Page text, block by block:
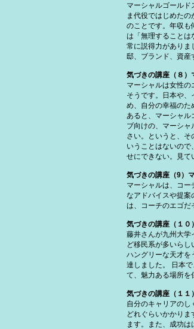
マーシャルゴール
ま代役ではじめた
のことです。年収も
は「無理することは
常に説得力がありま
邸、ブランド、資産
気づきの講座（８）
マーシャルは女性
そうです。日本や
め、自分の幸福のた
あると、マーシャル
ブ向けの、マーシ
さい。というと、そ
いうことはないの
せにできない。見て
気づきの講座（9）
マーシャルは、コ
なアドバイスや提案
は、コーチのエゴだ
気づきの講座（１０
藤井さんが九州大学
ど移民系が多いら
ハングリーな天才を
達しました。 日本
て、魅力ある場所を
気づきの講座（１１
自分のキャリアの
どれぐらいかかり
ます。また、成功